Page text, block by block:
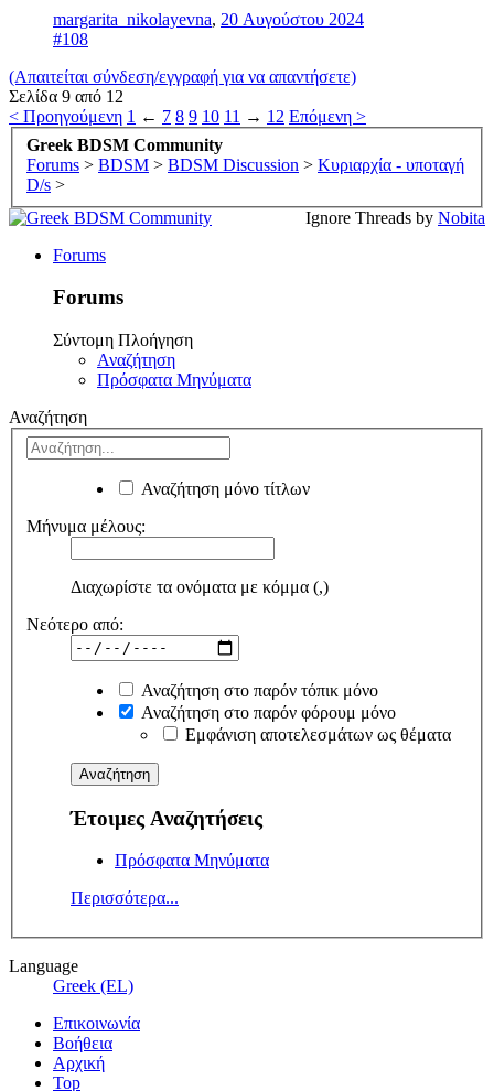
margarita_nikolayevna, 20 Αυγούστου 2024
#108
(Απαιτείται σύνδεση/εγγραφή για να απαντήσετε)
Σελίδα 9 από 12
< Προηγούμενη 1 ← 7 8 9 10 11 → 12 Επόμενη >
Greek BDSM Community
Forums > BDSM > BDSM Discussion > Κυριαρχία - υποταγή
D/s >
Ignore Threads by Nobita
Forums
Forums
Σύντομη Πλοήγηση
Αναζήτηση
Πρόσφατα Μηνύματα
Αναζήτηση
Αναζήτηση μόνο τίτλων
Μήνυμα μέλους:
Διαχωρίστε τα ονόματα με κόμμα (,)
Νεότερο από:
Αναζήτηση στο παρόν τόπικ μόνο
Αναζήτηση στο παρόν φόρουμ μόνο
Εμφάνιση αποτελεσμάτων ως θέματα
Έτοιμες Αναζητήσεις
Πρόσφατα Μηνύματα
Περισσότερα...
Language
Greek (EL)
Επικοινωνία
Βοήθεια
Αρχική
Top